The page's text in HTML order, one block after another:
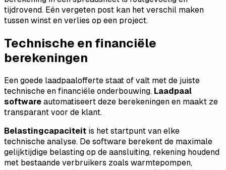
tijdrovend. Eén vergeten post kan het verschil maken
tussen winst en verlies op een project.
Technische en financiële
berekeningen
Een goede laadpaalofferte staat of valt met de juiste
technische en financiële onderbouwing. Laadpaal
software automatiseert deze berekeningen en maakt ze
transparant voor de klant.
Belastingcapaciteit is het startpunt van elke
technische analyse. De software berekent de maximale
gelijktijdige belasting op de aansluiting, rekening houdend
met bestaande verbruikers zoals warmtepompen,